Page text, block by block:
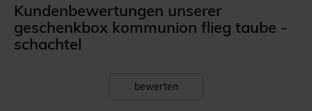
Kundenbewertungen unserer
geschenkbox kommunion flieg taube -
schachtel
bewerten